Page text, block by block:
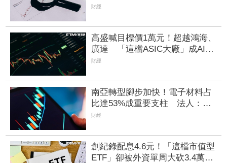
年稅後純益年增209% 訂單能見
財經
高盛喊目標價1萬元！超越鴻海、
廣達 「這檔ASIC大廠」成AI新
龍頭、潛在漲幅上看85%
財經
南亞轉型腳步加快！電子材料占
比達53%成重要支柱 法人：泛
用塑化降至5成以下
財經
創紀錄配息4.6元！「這檔市值型
ETF」卻被外資單周大砍3.4萬